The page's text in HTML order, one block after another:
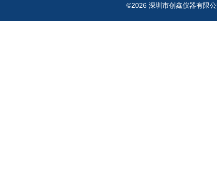
©2026 深圳市创鑫仪器有限